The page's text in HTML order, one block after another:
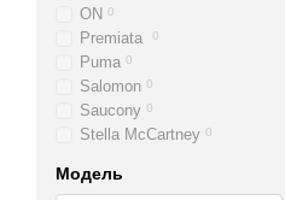
ON 0
Premiata 0
Puma 0
Salomon 0
Saucony 0
Stella McCartney 0
Модель